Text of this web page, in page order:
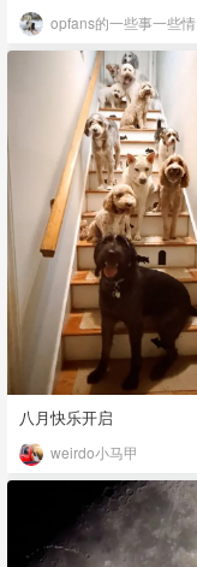
opfans的一些事一些情
八月快乐开启
weirdo小马甲